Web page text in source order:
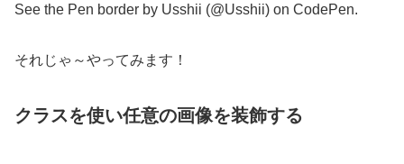
See the Pen border by Usshii (@Usshii) on CodePen.
それじゃ～やってみます！
クラスを使い任意の画像を装飾する